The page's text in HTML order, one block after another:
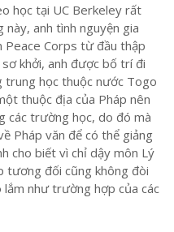
học tại UC Berkeley rất
anh tình nguyện gia
Peace Corps từ đầu thập
khởi, anh được bố trí đi
học thuộc nước Togo
thuộc địa của Pháp nên
các trường học, do đó mà
Pháp văn để có thể giảng
cho biết vì chỉ dậy môn Lý
tương đối cũng không đòi
lắm như trường hợp của các